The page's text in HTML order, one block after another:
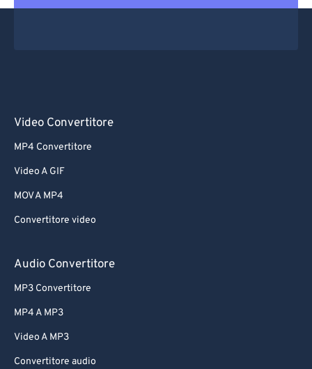
Video Convertitore
MP4 Convertitore
Video A GIF
MOV A MP4
Convertitore video
Audio Convertitore
MP3 Convertitore
MP4 A MP3
Video A MP3
Convertitore audio